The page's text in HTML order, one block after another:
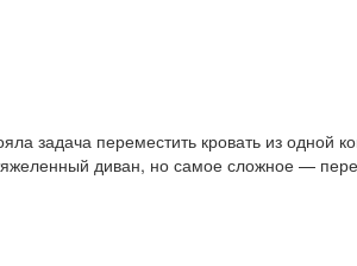
задача переместить кровать из одной
диван, но самое сложное —